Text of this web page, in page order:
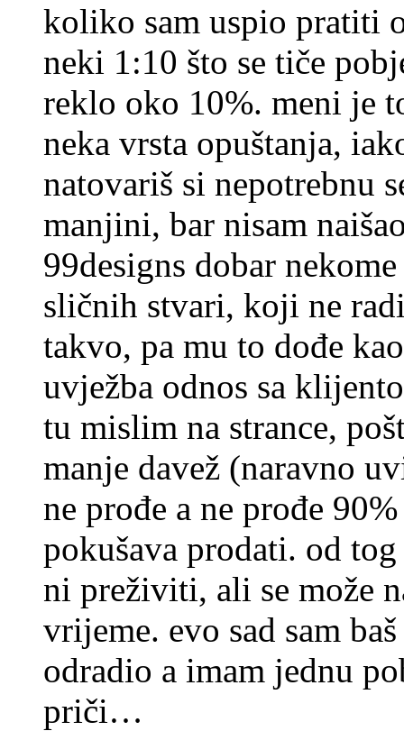
koliko sam uspio pratiti
neki 1:10 što se tiče
reklo oko 10%. meni je
neka vrsta opuštanja,
natovariš si nepotrebnu
manjini, bar nisam
99designs dobar
sličnih stvari, koji ne
takvo, pa mu to dođe
uvježba odnos sa
tu mislim na strance,
manje davež (naravno
ne prođe a ne prođe
pokušava prodati. od
ni preživiti, ali se može
vrijeme. evo sad sam
odradio a imam jednu
priči…